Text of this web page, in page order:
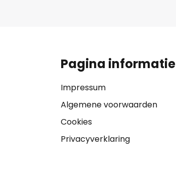
Pagina informatie
Impressum
Algemene voorwaarden
Cookies
Privacyverklaring